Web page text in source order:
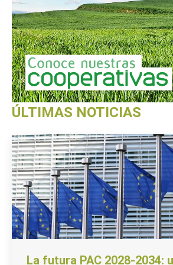
ÚLTIMAS NOTICIAS
La futura PAC 2028-2034: